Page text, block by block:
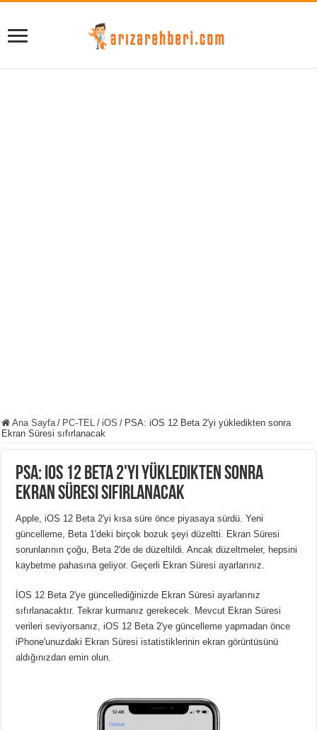
Ana Sayfa / PC-TEL / iOS / PSA: iOS 12 Beta 2'yi yükledikten sonra
Ekran Süresi sıfırlanacak
PSA: iOS 12 Beta 2'yi yükledikten sonra
Ekran Süresi sıfırlanacak
Apple, iOS 12 Beta 2'yi kısa süre önce piyasaya sürdü. Yeni
güncelleme, Beta 1'deki birçok bozuk şeyi düzeltti. Ekran Süresi
sorunlarının çoğu, Beta 2'de de düzeltildi. Ancak düzeltmeler, hepsini
kaybetme pahasına geliyor. Geçerli Ekran Süresi ayarlarınız.
İOS 12 Beta 2'ye güncellediğinizde Ekran Süresi ayarlarınız
sıfırlanacaktır. Tekrar kurmanız gerekecek. Mevcut Ekran Süresi
verileri seviyorsanız, iOS 12 Beta 2'ye güncelleme yapmadan önce
iPhone'unuzdaki Ekran Süresi istatistiklerinin ekran görüntüsünü
aldığınızdan emin olun.